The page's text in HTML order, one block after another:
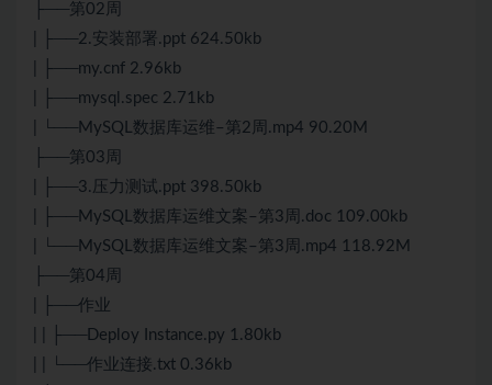
├──第02周
| ├──2.安装部署.ppt 624.50kb
| ├──my.cnf 2.96kb
| ├──mysql.spec 2.71kb
| └──MySQL数据库运维–第2周.mp4 90.20M
├──第03周
| ├──3.压力测试.ppt 398.50kb
| ├──MySQL数据库运维文案–第3周.doc 109.00kb
| └──MySQL数据库运维文案–第3周.mp4 118.92M
├──第04周
| ├──作业
| | ├──Deploy Instance.py 1.80kb
| | └──作业连接.txt 0.36kb